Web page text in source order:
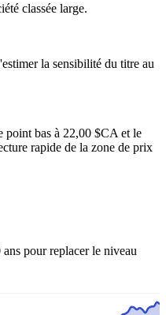
classée large.
la sensibilité du titre au
point bas à 22,00 $CA et le
rapide de la zone de prix
pour replacer le niveau